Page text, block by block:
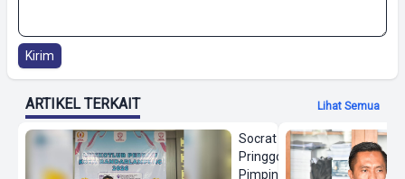
Kirim
ARTIKEL TERKAIT Lihat Semua
Socrat
Pringgodanu
Pimpin